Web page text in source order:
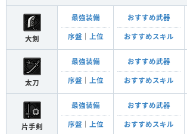
大剣
最強装備
序盤 上位
おすすめ武器
おすすめスキル
太刀
最強装備
序盤 上位
おすすめ武器
おすすめスキル
片手剣
最強装備
序盤 上位
おすすめ武器
おすすめスキル